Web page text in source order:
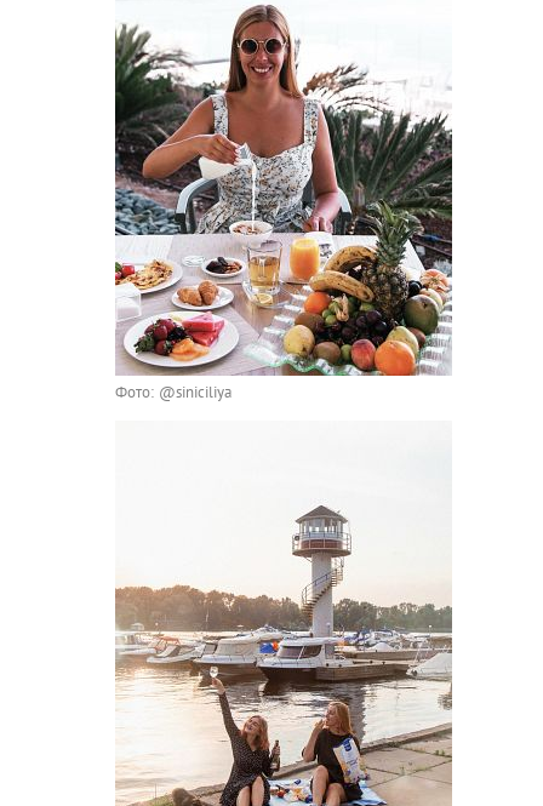
Фото: @siniciliya